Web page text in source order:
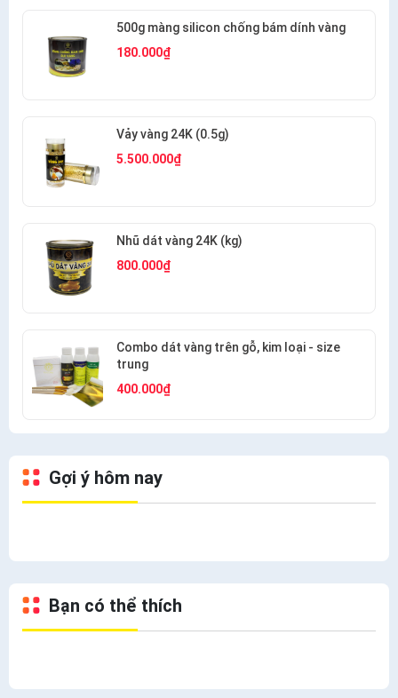
500g màng silicon chống bám dính vàng
180.000₫
Vảy vàng 24K (0.5g)
5.500.000₫
Nhũ dát vàng 24K (kg)
800.000₫
Combo dát vàng trên gỗ, kim loại - size
trung
400.000₫
Gợi ý hôm nay
Bạn có thể thích